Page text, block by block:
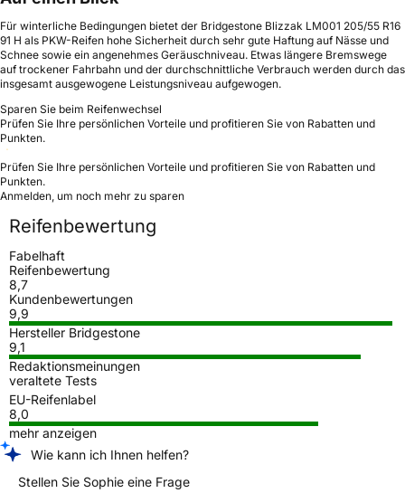
Für winterliche Bedingungen bietet der Bridgestone Blizzak LM001 205/55 R16
91 H als PKW-Reifen hohe Sicherheit durch sehr gute Haftung auf Nässe und
Schnee sowie ein angenehmes Geräuschniveau. Etwas längere Bremswege
auf trockener Fahrbahn und der durchschnittliche Verbrauch werden durch das
insgesamt ausgewogene Leistungsniveau aufgewogen.
Sparen Sie beim Reifenwechsel
Prüfen Sie Ihre persönlichen Vorteile und profitieren Sie von Rabatten und
Punkten.
Prüfen Sie Ihre persönlichen Vorteile und profitieren Sie von Rabatten und
Punkten.
Anmelden, um noch mehr zu sparen
Reifenbewertung
Fabelhaft
Reifenbewertung
8,7
Kundenbewertungen
9,9
Hersteller Bridgestone
9,1
Redaktionsmeinungen
veraltete Tests
EU-Reifenlabel
8,0
mehr anzeigen
Wie kann ich Ihnen helfen?
Stellen Sie Sophie eine Frage